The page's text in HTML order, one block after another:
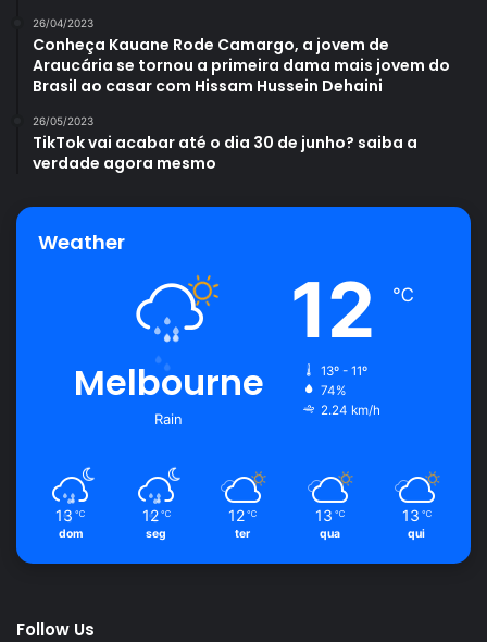
26/04/2023
Conheça Kauane Rode Camargo, a jovem de
Araucária se tornou a primeira dama mais jovem do
Brasil ao casar com Hissam Hussein Dehaini
26/05/2023
TikTok vai acabar até o dia 30 de junho? saiba a
verdade agora mesmo
Weather
Melbourne
Rain
12 ℃
13º - 11º
74%
2.24 km/h
13 ℃
dom
12 ℃
seg
12 ℃
ter
13 ℃
qua
13 ℃
qui
Follow Us